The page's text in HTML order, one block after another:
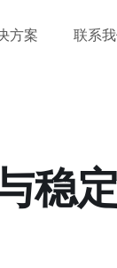
方案 联系
稳